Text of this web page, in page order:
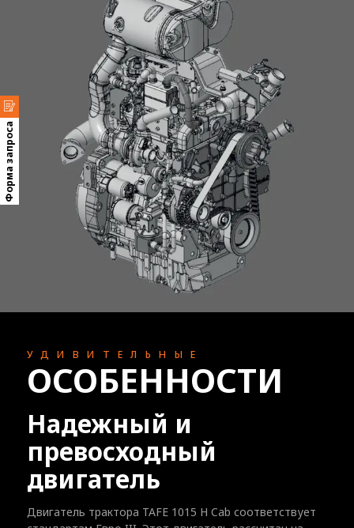
Форма запроса
УДИВИТЕЛЬНЫЕ
ОСОБЕННОСТИ
Надежный и
превосходный
двигатель
Двигатель трактора TAFE 1015 H Cab соответствует